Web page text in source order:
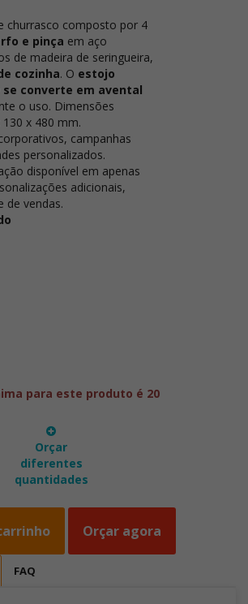
churrasco composto por 4
e pinça em aço
de madeira de seringueira,
cozinha. O estojo
se converte em avental
o uso. Dimensões
x 480 mm.
campanhas
personalizados.
disponível em apenas
adicionais,
de vendas.
para este produto é 20
Orçar
diferentes
quantidades
Orçar agora
FAQ